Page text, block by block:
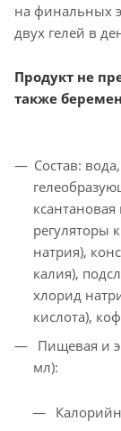
на финальных
двух гелей в
Продукт не
также
Состав:
регуляторы
натрия),
калия),
хлорид
кислота),
Пищевая и
мл):